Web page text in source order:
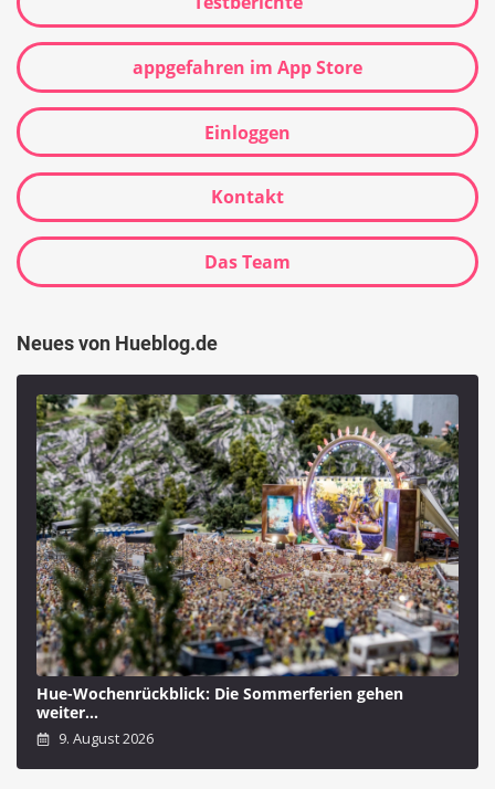
appgefahren im App Store
Einloggen
Kontakt
Das Team
Neues von Hueblog.de
Hue-Wochenrückblick: Die Sommerferien gehen
weiter…
9. August 2026